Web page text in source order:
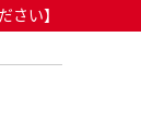
い】